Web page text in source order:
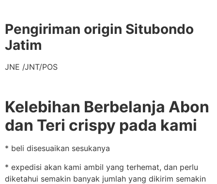
Pengiriman origin Situbondo
Jatim
JNE /JNT/POS
Kelebihan Berbelanja Abon
dan Teri crispy pada kami
* beli disesuaikan sesukanya
* expedisi akan kami ambil yang terhemat, dan perlu
diketahui semakin banyak jumlah yang dikirim semakin